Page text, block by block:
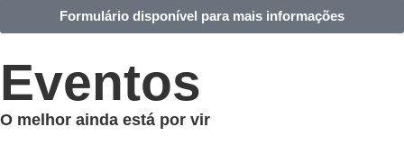
Formulário disponível para mais informações
Eventos
O melhor ainda está por vir